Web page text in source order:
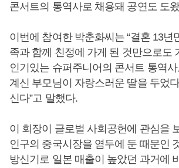
콘서트의 통역사로 채용돼 공연도 도
이번에 참여한 박춘화씨는 “결혼 13년
족과 함께 친정에 가게 된 것만으로도
인기있는 슈퍼주니어의 콘서트 통역사
계신 부모님이 자랑스러운 딸을 두었
신다”고 말했다.
이 회장이 글로벌 사회공헌에 관심을
인구의 중국시장을 염두에 둔 때문인
방신기로 일본 매출이 높았던 과거에